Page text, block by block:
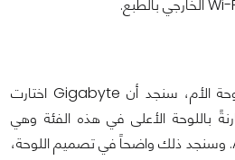
بإلقاء نظرة فاحصة على اللوحة الأم، سنجد أن Gigabyte اختارت
باللوحة الأعلى في هذه الفئة وهي
اللوحة الأم AORUS XTREME. وسنجد ذلك واضحاً في تصميم اللوحة،